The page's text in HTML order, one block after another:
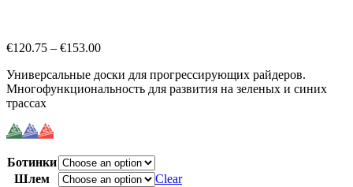
€120.75 – €153.00
Универсальные доски для прогрессирующих райдеров.
Многофункциональность для развития на зеленых и синих
трассах
Ботинки
Шлем
Clear